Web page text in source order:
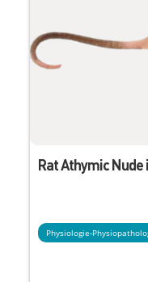
Rat Athymic
Physiologie-